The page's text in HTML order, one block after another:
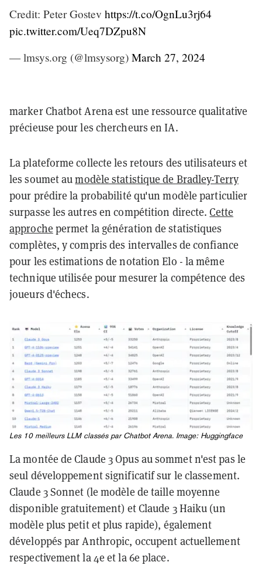
Credit: Peter Gostev https://t.co/OgnLu3rj64
pic.twitter.com/Ueq7DZpu8N
— lmsys.org (@lmsysorg) March 27, 2024
marker Chatbot Arena est une ressource qualitative
précieuse pour les chercheurs en IA.
La plateforme collecte les retours des utilisateurs et
les soumet aumodèle statistique de Bradley-Terry
pour prédire la probabilité qu'un modèle particulier
surpasse les autres en compétition directe.Cette
approche permet la génération de statistiques
complètes, y compris des intervalles de confiance
pour les estimations de notation Elo - la même
technique utilisée pour mesurer la compétence des
joueurs d'échecs.
Les 10 meilleurs LLM classés par Chatbot Arena. Image: Huggingface
La montée de Claude 3 Opus au sommet n'est pas le
seul développement significatif sur le classement.
Claude 3 Sonnet (le modèle de taille moyenne
disponible gratuitement) et Claude 3 Haiku (un
modèle plus petit et plus rapide), également
développés par Anthropic, occupent actuellement
respectivement la 4e et la 6e place.